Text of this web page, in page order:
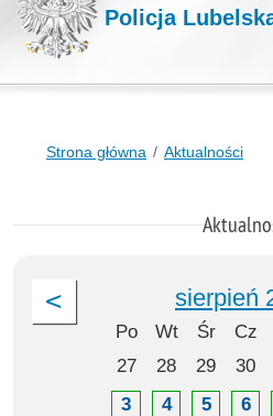
Policja
Strona główna Aktualności
sierpień
Po Wt Śr Cz
27
28 29 30
3
4 5 6